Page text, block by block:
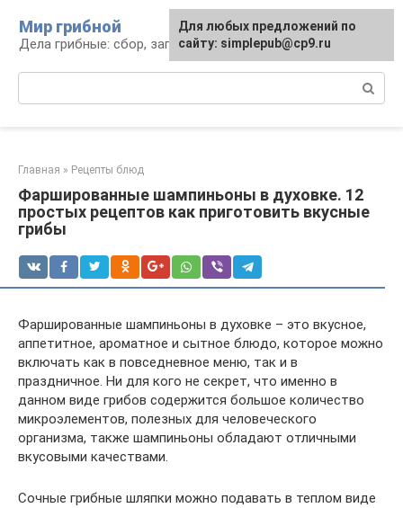
контенту
Мир грибной
Дела грибные: сбор, заготовка, рецепты
Главная » Рецепты блюд
Фаршированные шампиньоны в духовке. 12
простых рецептов как приготовить вкусные
грибы
Фаршированные шампиньоны в духовке – это вкусное,
аппетитное, ароматное и сытное блюдо, которое можно
включать как в повседневное меню, так и в
праздничное. Ни для кого не секрет, что именно в
данном виде грибов содержится большое количество
микроэлементов, полезных для человеческого
организма, также шампиньоны обладают отличными
вкусовыми качествами.
Сочные грибные шляпки можно подавать в теплом виде
Для любых предложений по
сайту: simplepub@cp9.ru